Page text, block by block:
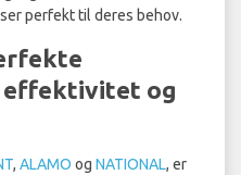
perfekt til deres behov.
effektivitet og
, ALAMO og NATIONAL, er